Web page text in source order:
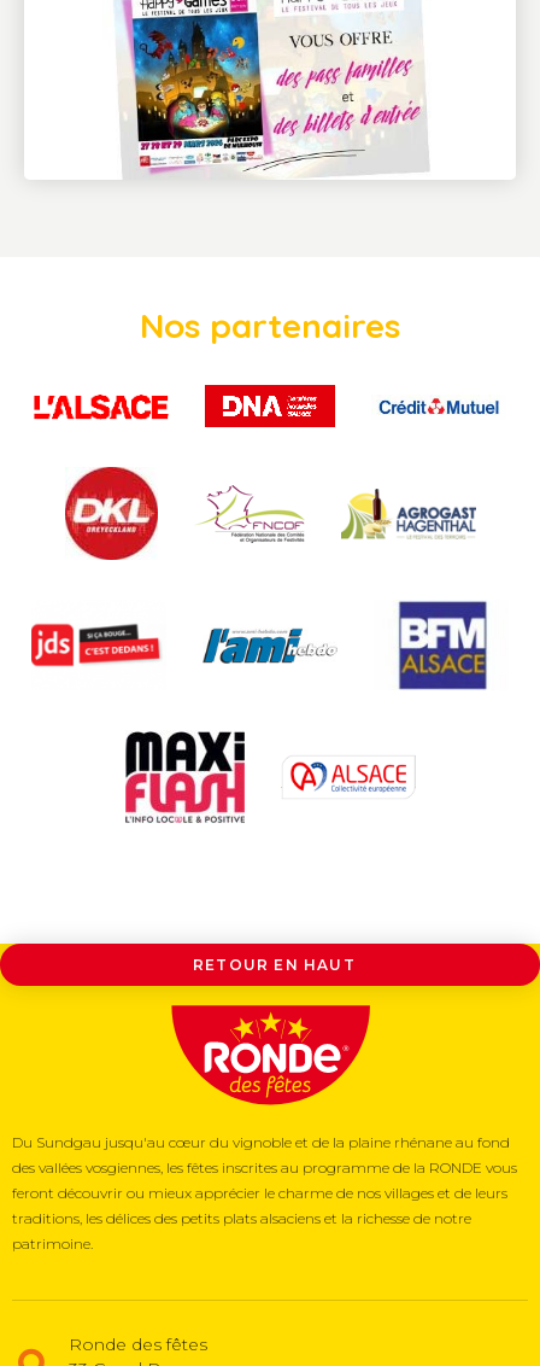
Nos partenaires
RETOUR EN HAUT
Du Sundgau jusqu'au cœur du vignoble et de la plaine rhénane au fond
des vallées vosgiennes, les fêtes inscrites au programme de la RONDE vous
feront découvrir ou mieux apprécier le charme de nos villages et de leurs
traditions, les délices des petits plats alsaciens et la richesse de notre
patrimoine.
Ronde des fêtes